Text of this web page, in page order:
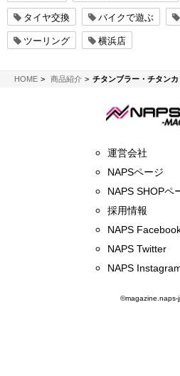
タイヤ交換 バイクで遊ぶ
ツーリング 横浜店
HOMENAPS-ON マガジン
商品紹介 チタンブラー・チタンカ
運営会社
NAPSページ
NAPS SHOPペ
採用情報
NAPS
NAPS Twitter
NAPS
©magazine.naps-